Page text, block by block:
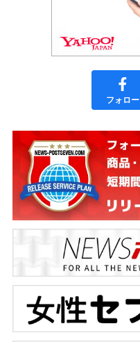
フォロー